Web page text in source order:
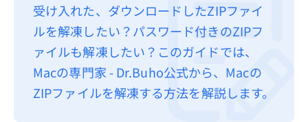
Dr.Buhoについて
サポート
プライバシーポリシー
利用規約
受け入れた、ダウンロードしたZIPファイ
ルを解凍したい？パスワード付きのZIPフ
ァイルも解凍したい？このガイドでは、
Macの専門家 - Dr.Buho公式から、Macの
ZIPファイルを解凍する方法を解説します。